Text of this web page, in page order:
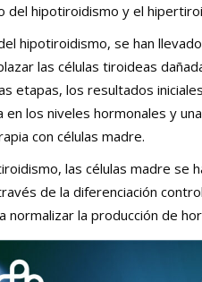
del hipotiroidismo y el
hipotiroidismo, se han
las células tiroideas
etapas, los resultados
en los niveles hormonales y
con células madre.
las células madre se
de la diferenciación
normalizar la producción de